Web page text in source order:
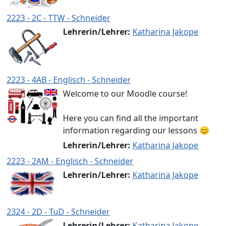
2223 - 2C - TTW - Schneider
Lehrerin/Lehrer: Katharina Jakope
2223 - 4AB - Englisch - Schneider
Welcome to our Moodle course!
Here you can find all the important
information regarding our lessons 😊
Lehrerin/Lehrer: Katharina Jakope
2223 - 2AM - Englisch - Schneider
Lehrerin/Lehrer: Katharina Jakope
2324 - 2D - TuD - Schneider